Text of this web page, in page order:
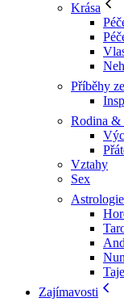
Krása
Příběhy
Rodina &
Vztahy
Sex
Astrologie
Zajímavosti